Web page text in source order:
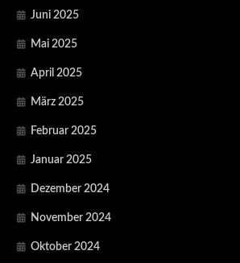
Juni 2025
Mai 2025
April 2025
März 2025
Februar 2025
Januar 2025
Dezember 2024
November 2024
Oktober 2024